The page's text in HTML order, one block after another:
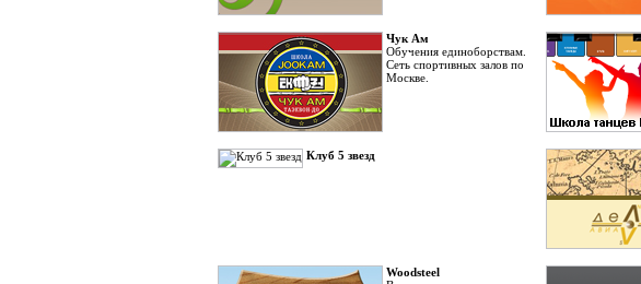
Чук Ам
Обучения единоборствам.
Сеть спортивных залов по
Москве.
Клуб 5 звезд
Woodsteel